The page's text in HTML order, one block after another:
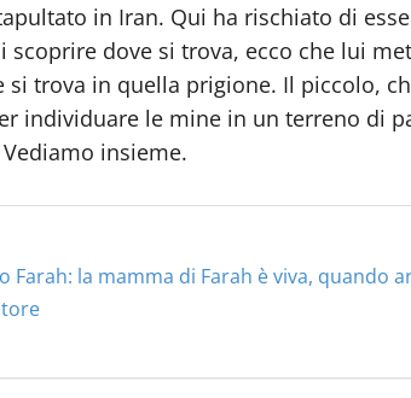
in Iran. Qui ha rischiato di
scoprire dove si trova, ecco che lui
si trova in quella prigione. Il piccolo,
individuare le mine in un terreno di
Vediamo insieme.
Farah: la mamma di Farah è viva, quando